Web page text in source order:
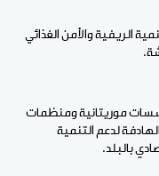
الريفية والأمن الغذائي
موريتانية ومنظمات
لدعم التنمية
بالبلد.